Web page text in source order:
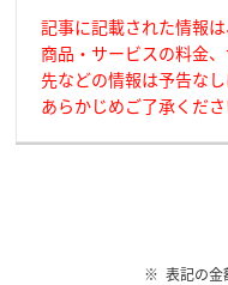
記事に記載された情報
商品・サービスの料金
先などの情報は予告な
あらかじめご了承くださ
表記の金